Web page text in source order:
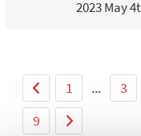
2023 May
1 ... 3
9